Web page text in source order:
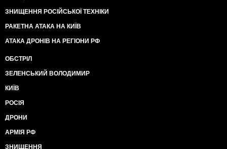
ЗНИЩЕННЯ РОСІЙСЬКОЇ ТЕХНІКИ
РАКЕТНА АТАКА НА КИЇВ
АТАКА ДРОНІВ НА РЕГІОНИ РФ
ОБСТРІЛ
ЗЕЛЕНСЬКИЙ ВОЛОДИМИР
КИЇВ
РОСІЯ
ДРОНИ
АРМІЯ РФ
ЗНИЩЕННЯ